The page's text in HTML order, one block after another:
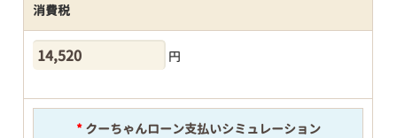
消費税
円
*クーちゃんローン支払いシミュレーション